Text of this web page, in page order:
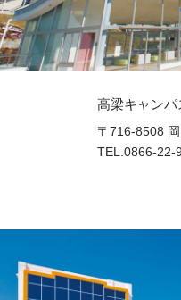
高梁キャンパ
〒716-8508
TEL.0866-22-